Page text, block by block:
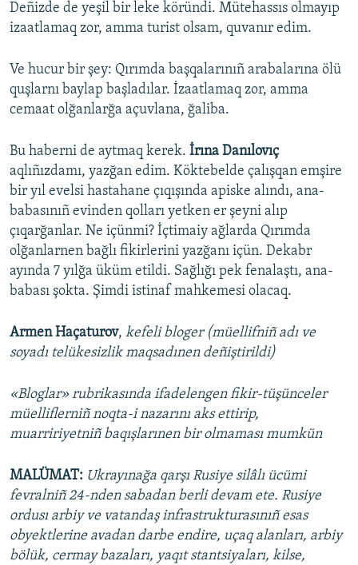
Deñizde de yeşil bir leke köründi. Mütehassıs olmayıp
izaatlamaq zor, amma turist olsam, quvanır edim.
Ve hucur bir şey: Qırımda başqalarınıñ arabalarına ölü
quşlarnı baylap başladılar. İzaatlamaq zor, amma
cemaat olğanlarğa açuvlana, ğaliba.
Bu haberni de aytmaq kerek. İrına Danılovıç
aqlıñızdamı, yazğan edim. Köktebelde çalışqan emşire
bir yıl evelsi hastahane çıqışında apiske alındı, ana-
babasınıñ evinden qolları yetken er şeyni alıp
çıqarğanlar. Ne içünmi? İçtimaiy ağlarda Qırımda
olğanlarnen bağlı fikirlerini yazğanı içün. Dekabr
ayında 7 yılğa üküm etildi. Sağlığı pek fenalaştı, ana-
babası şokta. Şimdi istinaf mahkemesi olacaq.
Armen Haçaturov, kefeli bloger (müellifniñ adı ve
soyadı telükesizlik maqsadınen deñiştirildi)
«Bloglar» rubrikasında ifadelengen fikir-tüşünceler
müelliflerniñ noqta-i nazarını aks ettirip,
muarririyetniñ baqışlarınen bir olmaması mumkün
MALÜMAT: Ukrayınağa qarşı Rusiye silâlı ücümi
fevralniñ 24-nden sabadan berli devam ete. Rusiye
ordusı arbiy ve vatandaş infrastrukturasınıñ esas
obyektlerine avadan darbe endire, uçaq alanları, arbiy
bölük, cermay bazaları, yaqıt stantsiyaları, kilse,